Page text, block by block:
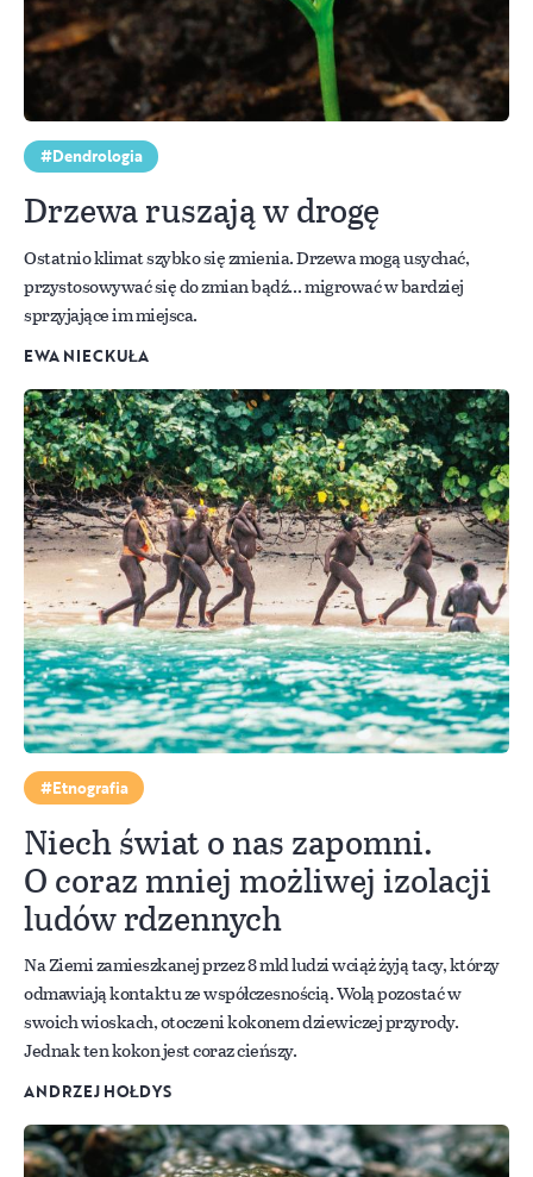
Dendrologia
Drzewa ruszają w drogę
Ostatnio klimat szybko się zmienia. Drzewa mogą usychać,
przystosowywać się do zmian bądź… migrować w bardziej
sprzyjające im miejsca.
EWA NIECKUŁA
Etnografia
Niech świat o nas zapomni.
O coraz mniej możliwej izolacji
ludów rdzennych
Na Ziemi zamieszkanej przez 8 mld ludzi wciąż żyją tacy, którzy
odmawiają kontaktu ze współczesnością. Wolą pozostać w
swoich wioskach, otoczeni kokonem dziewiczej przyrody.
Jednak ten kokon jest coraz cieńszy.
ANDRZEJ HOŁDYS